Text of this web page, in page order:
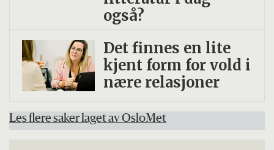
også?
Det finnes en lite
kjent form for vold i
nære relasjoner
Les flere saker laget av OsloMet